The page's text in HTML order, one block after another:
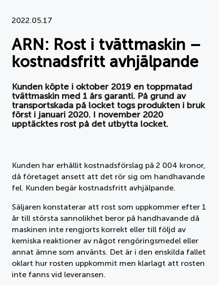
Om APPLiA
Medlemmar
Pressrum
Nyheter
2022.05.17
ARN: Rost i tvättmaskin –
kostnadsfritt avhjälpande
Kunden köpte i oktober 2019 en toppmatad
tvättmaskin med 1 års garanti. På grund av
transportskada på locket togs produkten i bruk
först i januari 2020. I november 2020
upptäcktes rost på det utbytta locket.
Kunden har erhållit kostnadsförslag på 2 004 kronor,
då företaget ansett att det rör sig om handhavande
fel. Kunden begär kostnadsfritt avhjälpande.
Säljaren konstaterar att rost som uppkommer efter 1
år till största sannolikhet beror på handhavande då
maskinen inte rengjorts korrekt eller till följd av
kemiska reaktioner av något rengöringsmedel eller
annat ämne som använts. Det är i den enskilda fallet
oklart hur rosten uppkommit men klarlagt att rosten
inte fanns vid leveransen.